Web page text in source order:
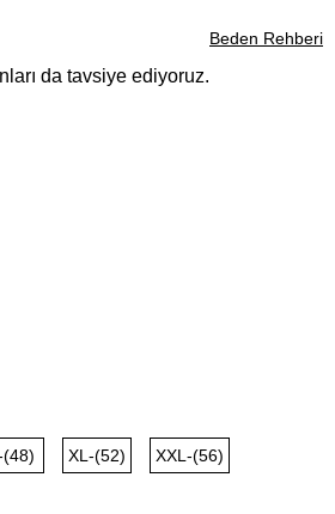
Beden Rehberi
da tavsiye ediyoruz.
(48) XL-(52) XXL-(56)